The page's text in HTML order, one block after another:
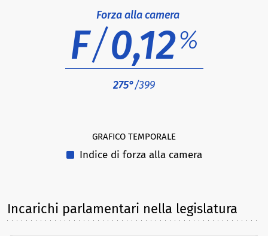
Forza alla camera
F/0,12%
275°/399
GRAFICO TEMPORALE
Indice di forza alla camera
Incarichi parlamentari nella legislatura